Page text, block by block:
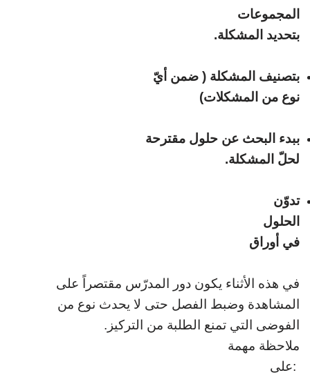
المجموعات
بتحديد المشكلة.
بتصنيف المشكلة ( ضمن أيّ
نوع من المشكلات)
ببدء البحث عن حلول مقترحة
لحلّ المشكلة.
تدوّن
الحلول
في أوراق
في هذه الأثناء يكون دور المدرّس مقتصراً على
المشاهدة وضبط الفصل حتى لا يحدث نوع من
الفوضى التي تمنع الطلبة من التركيز .
ملاحظة مهمة
:على